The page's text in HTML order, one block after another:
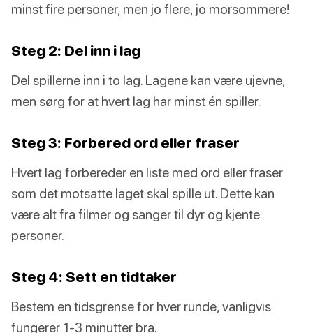
minst fire personer, men jo flere, jo morsommere!
Steg 2: Del inn i lag
Del spillerne inn i to lag. Lagene kan være ujevne,
men sørg for at hvert lag har minst én spiller.
Steg 3: Forbered ord eller fraser
Hvert lag forbereder en liste med ord eller fraser
som det motsatte laget skal spille ut. Dette kan
være alt fra filmer og sanger til dyr og kjente
personer.
Steg 4: Sett en tidtaker
Bestem en tidsgrense for hver runde, vanligvis
fungerer 1-3 minutter bra.